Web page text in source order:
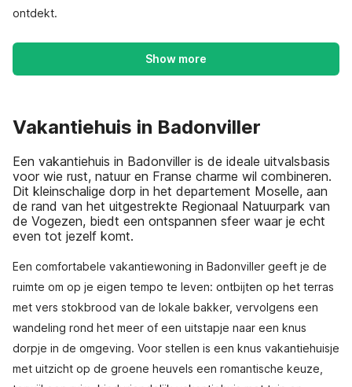
ontdekt.
Show more
Vakantiehuis in Badonviller
Een vakantiehuis in Badonviller is de ideale uitvalsbasis
voor wie rust, natuur en Franse charme wil combineren.
Dit kleinschalige dorp in het departement Moselle, aan
de rand van het uitgestrekte Regionaal Natuurpark van
de Vogezen, biedt een ontspannen sfeer waar je echt
even tot jezelf komt.
Een comfortabele vakantiewoning in Badonviller geeft je de
ruimte om op je eigen tempo te leven: ontbijten op het terras
met vers stokbrood van de lokale bakker, vervolgens een
wandeling rond het meer of een uitstapje naar een knus
dorpje in de omgeving. Voor stellen is een knus vakantiehuisje
met uitzicht op de groene heuvels een romantische keuze,